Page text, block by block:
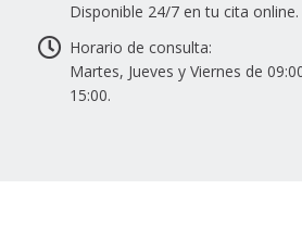
Disponible 24/7 en tu cita online.
Horario de consulta:
Martes, Jueves y Viernes de
15:00.